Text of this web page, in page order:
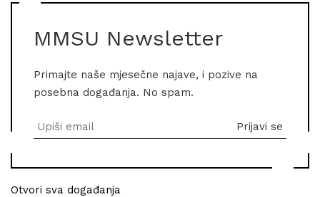
MMSU Newsletter
Primajte naše mjesečne najave, i pozive na
posebna događanja. No spam.
Otvori sva događanja